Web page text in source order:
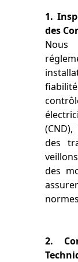
1.
des
des
des
2.